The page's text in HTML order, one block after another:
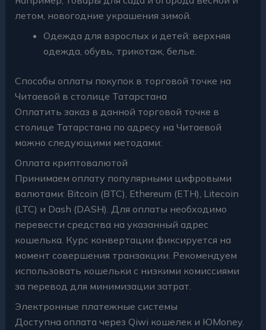
летом, новогодние украшения зимой.
Одежда для взрослых и детей: верхняя
одежда, обувь, трикотаж, белье.
Способы оплаты покупок в торговой точке на
Читаевой в столице Татарстана
Оплатить заказ в данной торговой точке в
столице Татарстана по адресу на Читаевой
можно следующими методами:
Оплата криптовалютой
Принимаем оплату популярными цифровыми
валютами: Bitcoin (BTC), Ethereum (ETH), Litecoin
(LTC) и Dash (DASH). Для оплаты необходимо
перевести средства на указанный адрес
кошелька. Курс конвертации фиксируется на
момент совершения транзакции. Рекомендуем
использовать кошельки с низкими комиссиями
за перевод для минимизации затрат.
Электронные платежные системы
Доступна оплата через Qiwi кошелек и ЮMoney.